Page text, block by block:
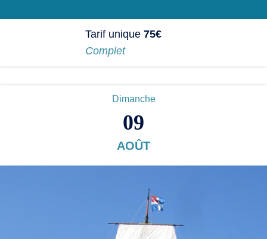
Tarif unique 75€
Complet
Dimanche
09
AOÛT